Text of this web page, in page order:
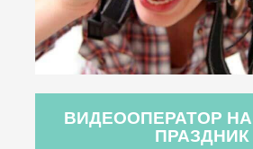
ВИДЕООПЕРАТОР
ПРАЗДНИК